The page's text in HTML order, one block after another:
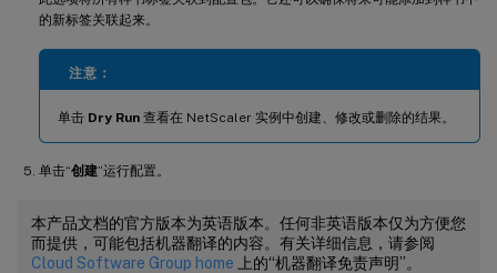
的新标签关联起来。
注意：
单击 Dry Run 查看在 NetScaler 实例中创建、修改或删除的结果。
单击“创建”运行配置。
本产品文档的官方版本为英语版本。任何非英语版本仅为方便您
而提供，可能包括机器翻译的内容。有关详细信息，请参阅
Cloud Software Group home 上的“机器翻译免责声明”。